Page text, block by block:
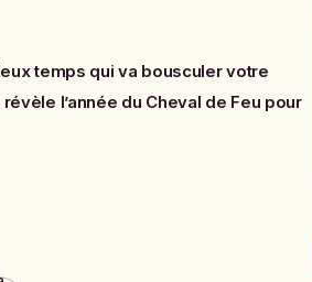
temps qui va bousculer votre
l’année du Cheval de Feu pour